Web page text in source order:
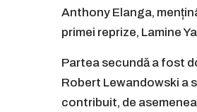
Anthony Elanga,
primei reprize, Lamine
Partea secundă a fost
Robert Lewandowski a
contribuit, de